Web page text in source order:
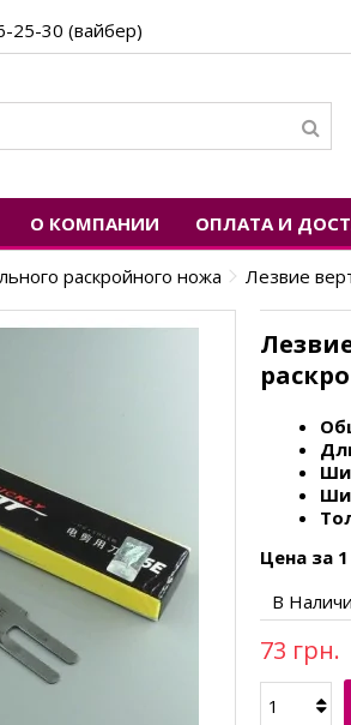
25-30 (вайбер)
О КОМПАНИИ ОПЛАТА И
раскройного ножа Лезвие
Цена за
В
73 грн.